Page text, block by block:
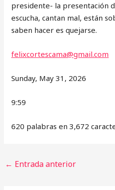
presidente- la presentación
escucha, cantan mal, están
saben hacer es quejarse.
felixcortescama@gmail.com
Sunday, May 31, 2026
9:59
620 palabras en 3,672
← Entrada anterior